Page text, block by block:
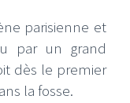
parisienne et
par un grand
dès le premier
la fosse.